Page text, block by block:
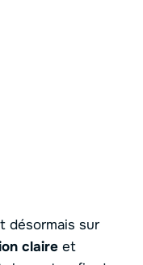
désormais sur
claire et